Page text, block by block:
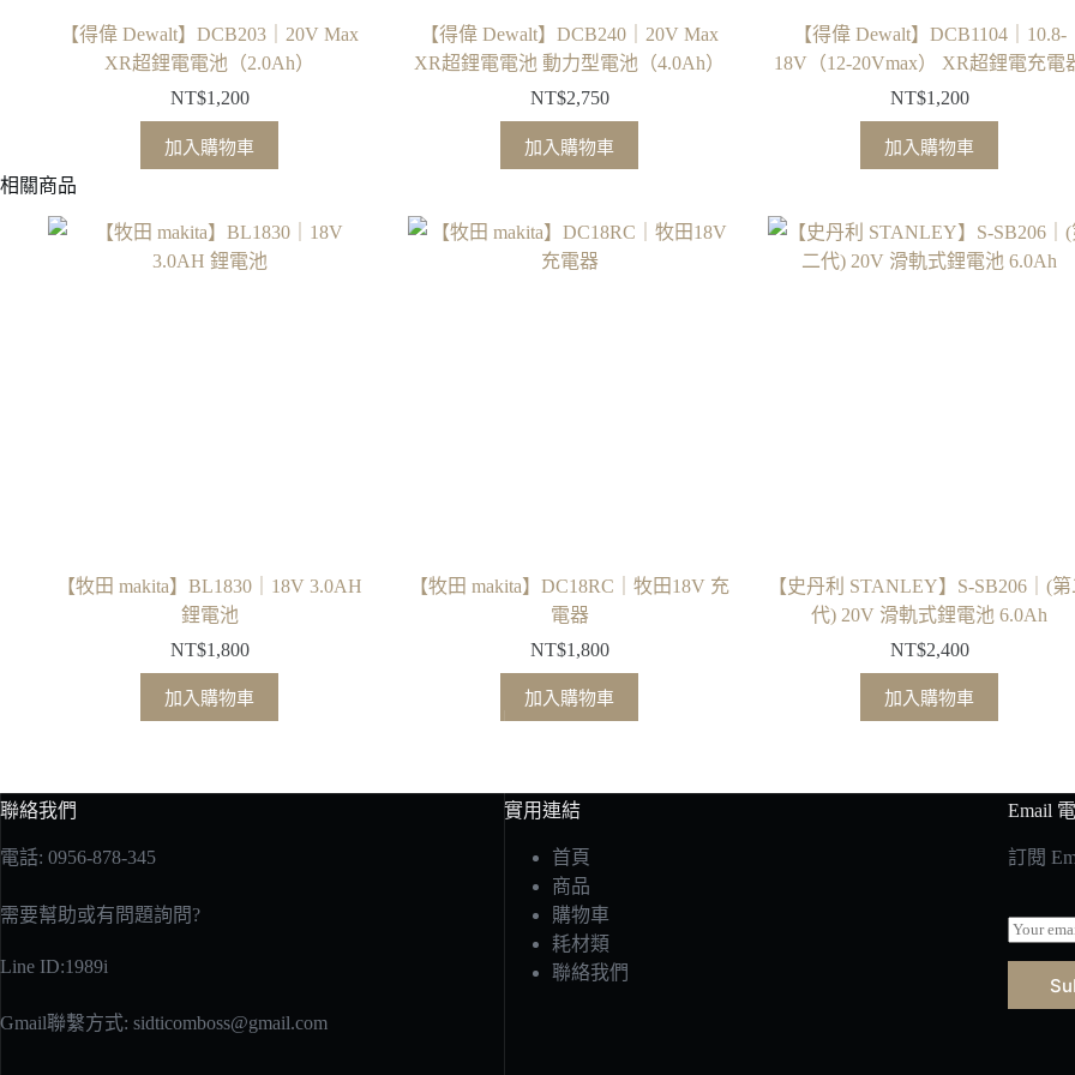
【得偉 Dewalt】DCB203｜20V Max
XR超鋰電電池（2.0Ah）
NT$1,200
加入購物車
【得偉 Dewalt】DCB240｜20V Max
XR超鋰電電池 動力型電池（4.0Ah）
NT$2,750
加入購物車
【得偉 Dewalt】DCB1104｜10.8-
18V（12-20Vmax） XR超鋰電充電
NT$1,200
加入購物車
相關商品
【牧田 makita】BL1830｜18V 3.0AH
鋰電池
NT$1,800
加入購物車
【牧田 makita】DC18RC｜牧田18V 充
電器
NT$1,800
加入購物車
【史丹利 STANLEY】S-SB206｜(
代) 20V 滑軌式鋰電池 6.0Ah
NT$2,400
加入購物車
聯絡我們
電話: 0956-878-345
需要幫助或有問題詢問?
Line ID:1989i
Gmail聯繫方式: sidticomboss@gmail.com
實用連結
首頁
商品
購物車
耗材類
聯絡我們
Email
訂閱
E
m
a
l